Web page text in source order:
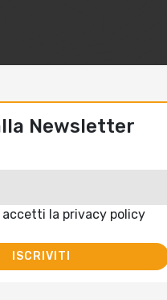
Newsletter
accetti la privacy policy